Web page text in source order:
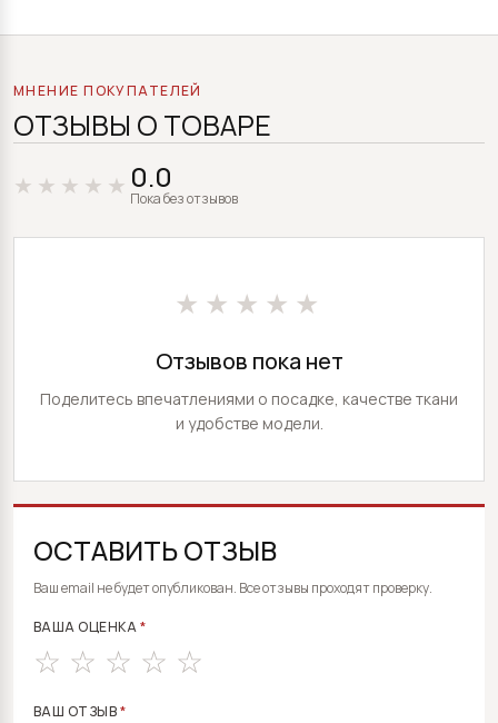
МНЕНИЕ ПОКУПАТЕЛЕЙ
ОТЗЫВЫ О ТОВАРЕ
0.0
Пока без отзывов
★★★★★
Отзывов пока нет
Поделитесь впечатлениями о посадке, качестве ткани
и удобстве модели.
ОСТАВИТЬ ОТЗЫВ
Ваш email не будет опубликован. Все отзывы проходят проверку.
ВАША ОЦЕНКА*
ВАШ ОТЗЫВ*
ALTERNATIVE: